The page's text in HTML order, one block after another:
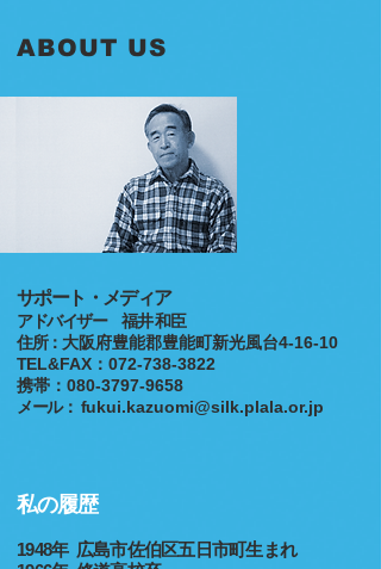
ABOUT US
サポート・メディア
アドバイザー 福井 和臣
住所： 大阪府豊能郡豊能町新光風台4-16-10
TEL&FAX：072-738-3822
携帯：080-3797-9658
メール： fukui.kazuomi@silk.plala.or.jp
私の履歴
1948年 広島市佐伯区五日市町生まれ